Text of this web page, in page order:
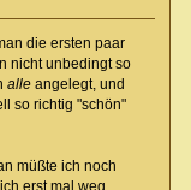
die ersten paar
nicht unbedingt so
alleangelegt, und
so richtig "schön"
müßte ich noch